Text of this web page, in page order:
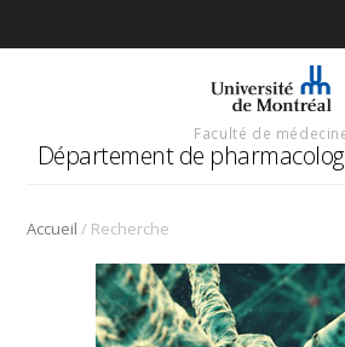
Faculté de
Département de
Accueil / Recherche